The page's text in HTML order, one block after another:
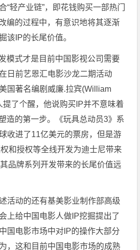
“轻产业链”，即花钱购买一部热门
编的过程中，有意识地将其逐渐
该IP的长尾价值。
模式才是目前中国影视公司需要
日前艺恩汇电影沙龙二期活动
国著名编剧威廉.拉宾(William
提了个醒，他说购买IP并不意味着
造的第一步。《玩具总动员3》系
收进了11亿美元的票房，但是游
和授权等全线开发为迪士尼带来
品牌系列开发带来的长尾价值远
活动的还有基美影业制作部高级
上给中国电影人做IP挖掘提出了
国电影市场中对IP的操作大部分
，这和目前中国电影市场的成熟